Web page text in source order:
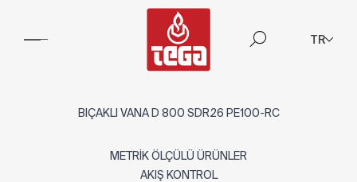
TR
BIÇAKLI VANA D 800 SDR26 PE100-RC
METRİK ÖLÇÜLÜ ÜRÜNLER
AKIŞ KONTROL